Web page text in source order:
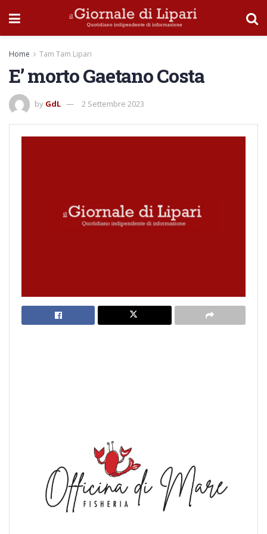
Home Tam Tam Lipari
E’ morto Gaetano Costa
by GdL 2 Settembre 2023